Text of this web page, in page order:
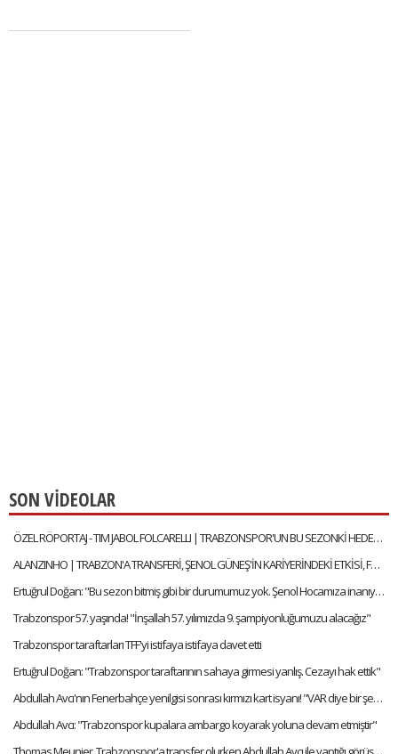
SON VİDEOLAR
ÖZEL RÖPORTAJ - TIM JABOL FOLCARELLI | TRABZONSPOR'UN BU SEZONKİ HEDEFLERİ, FATİH TEKKE, SAÇ TARZI
ALANZINHO | TRABZON'A TRANSFERİ, ŞENOL GÜNEŞ'İN KARİYERİNDEKİ ETKİSİ, FATİH TEKKE'Yİ NASIL TANIMLAR?
Ertuğrul Doğan: "Bu sezon bitmiş gibi bir durumumuz yok. Şenol Hocamıza inanıyorum"
Trabzonspor 57. yaşında! "İnşallah 57. yılımızda 9. şampiyonluğumuzu alacağız"
Trabzonspor taraftarları TFF'yi istifaya istifaya davet etti
Ertuğrul Doğan: "Trabzonspor taraftarının sahaya girmesi yanlış. Cezayı hak ettik"
Abdullah Avcı'nın Fenerbahçe yenilgisi sonrası kırmızı kart isyanı! "VAR diye bir şey var artık"
Abdullah Avcı: "Trabzonspor kupalara ambargo koyarak yoluna devam etmiştir"